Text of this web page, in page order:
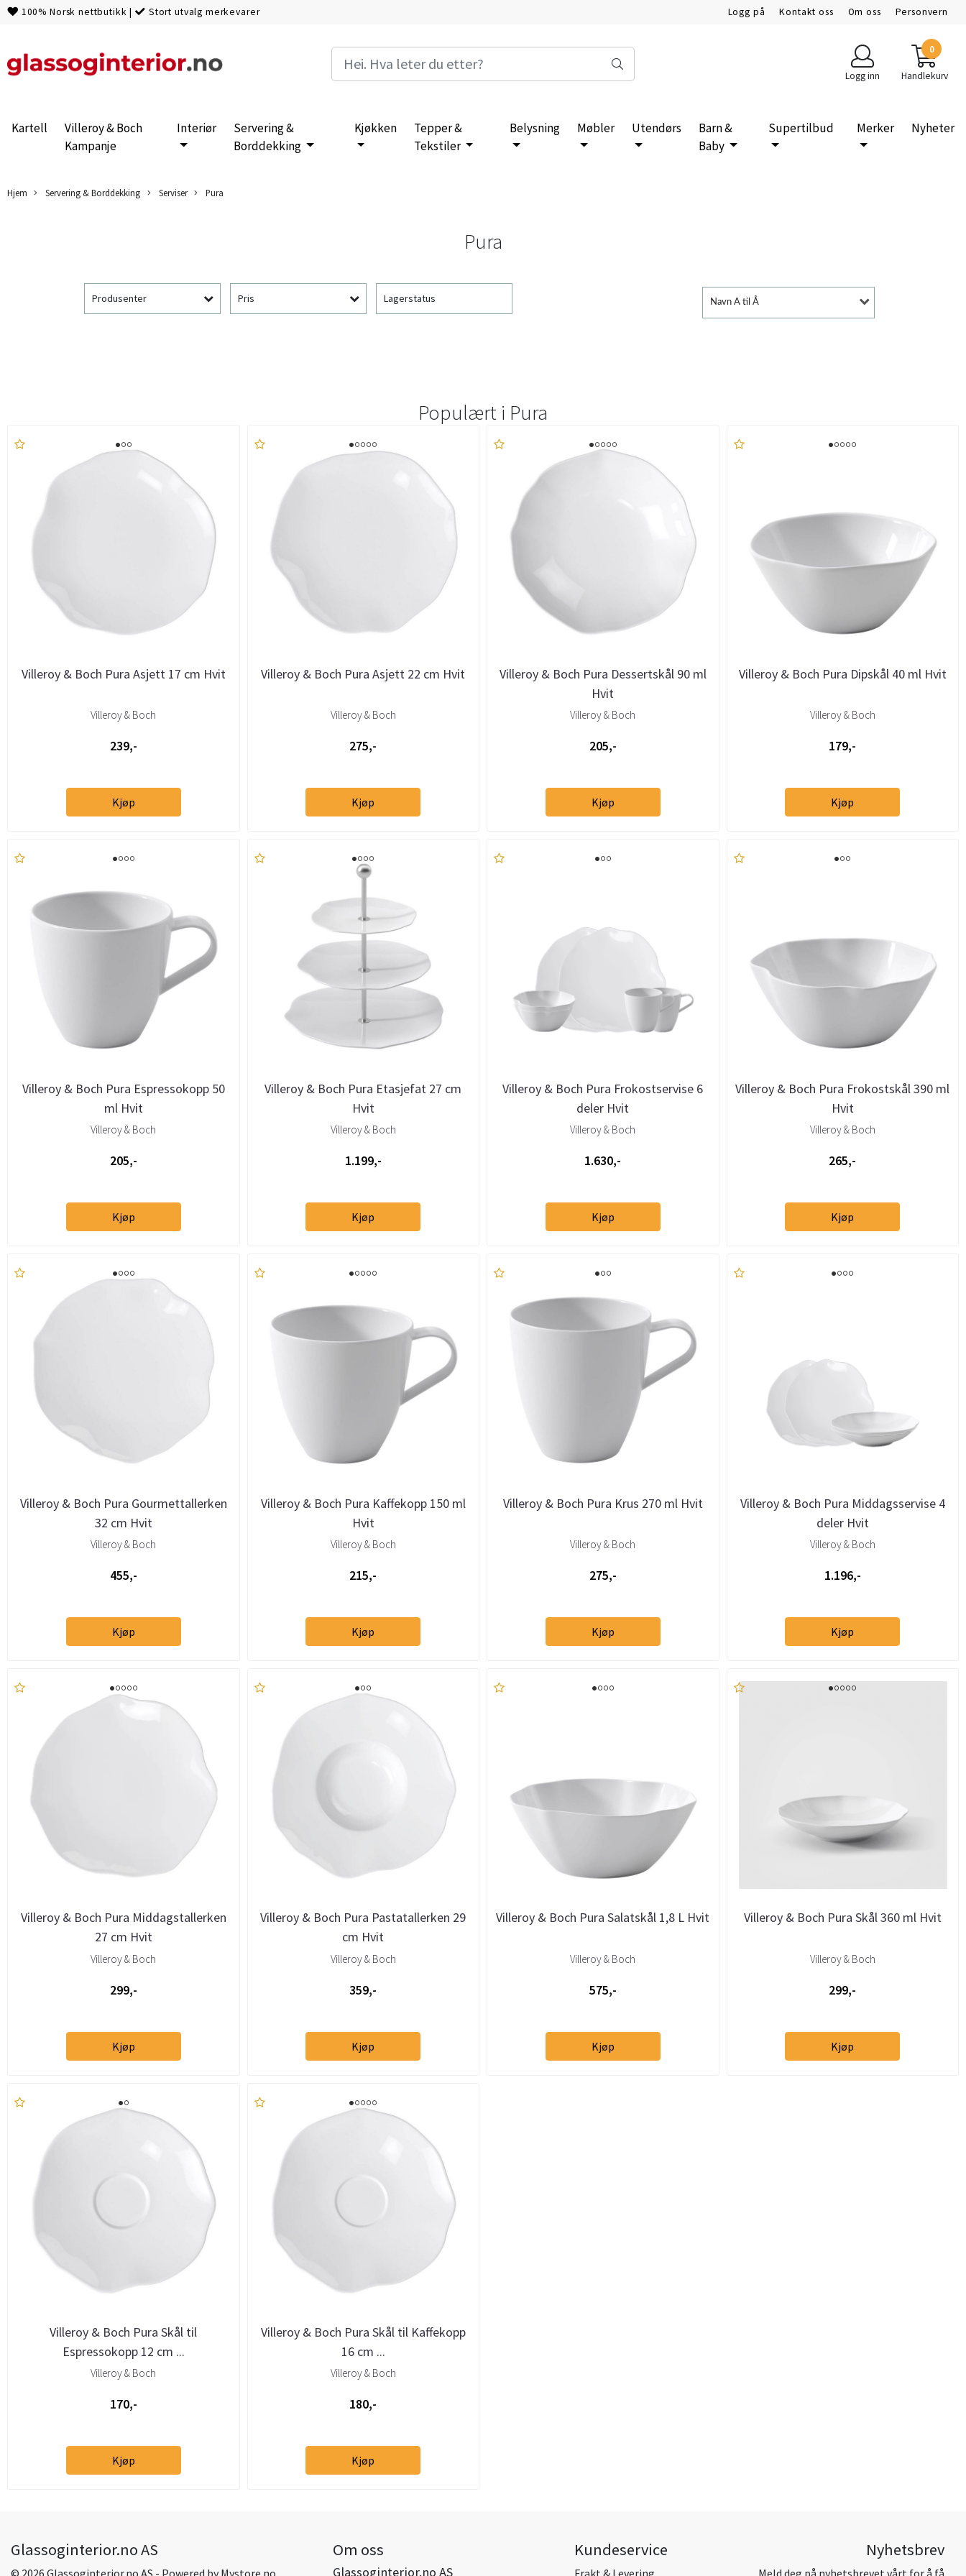
100% Norsk nettbutikk | Stort utvalg merkevarer Logg på Kontakt oss Om oss Personvern
Logg inn
0
Handlekurv
Kartell
Villeroy & Boch
Kampanje
Interiør
Servering &
Borddekking
Kjøkken
Tepper &
Tekstiler
Belysning Møbler Utendørs
Barn &
Baby
Supertilbud Merker Nyheter
Hjem Servering & Borddekking Serviser Pura
Pura
Produsenter Pris Lagerstatus Navn A til Å
Populært i Pura
Villeroy & Boch Pura Asjett 17 cm Hvit
Villeroy & Boch
239,-
Kjøp
Villeroy & Boch Pura Asjett 22 cm Hvit
Villeroy & Boch
275,-
Kjøp
Villeroy & Boch Pura Dessertskål 90 ml
Hvit
Villeroy & Boch
205,-
Kjøp
Villeroy & Boch Pura Dipskål 40 ml Hvit
Villeroy & Boch
179,-
Kjøp
Villeroy & Boch Pura Espressokopp 50
ml Hvit
Villeroy & Boch
205,-
Kjøp
Villeroy & Boch Pura Etasjefat 27 cm
Hvit
Villeroy & Boch
1.199,-
Kjøp
Villeroy & Boch Pura Frokostservise 6
deler Hvit
Villeroy & Boch
1.630,-
Kjøp
Villeroy & Boch Pura Frokostskål 390 ml
Hvit
Villeroy & Boch
265,-
Kjøp
Villeroy & Boch Pura Gourmettallerken
32 cm Hvit
Villeroy & Boch
455,-
Kjøp
Villeroy & Boch Pura Kaffekopp 150 ml
Hvit
Villeroy & Boch
215,-
Kjøp
Villeroy & Boch Pura Krus 270 ml Hvit
Villeroy & Boch
275,-
Kjøp
Villeroy & Boch Pura Middagsservise 4
deler Hvit
Villeroy & Boch
1.196,-
Kjøp
Villeroy & Boch Pura Middagstallerken
27 cm Hvit
Villeroy & Boch
299,-
Kjøp
Villeroy & Boch Pura Pastatallerken 29
cm Hvit
Villeroy & Boch
359,-
Kjøp
Villeroy & Boch Pura Salatskål 1,8 L Hvit
Villeroy & Boch
575,-
Kjøp
Villeroy & Boch Pura Skål 360 ml Hvit
Villeroy & Boch
299,-
Kjøp
Villeroy & Boch Pura Skål til
Espressokopp 12 cm ...
Villeroy & Boch
170,-
Kjøp
Villeroy & Boch Pura Skål til Kaffekopp
16 cm ...
Villeroy & Boch
180,-
Kjøp
Glassoginterior.no AS Om oss
Glassoginterior.no AS
Kundeservice Nyhetsbrev